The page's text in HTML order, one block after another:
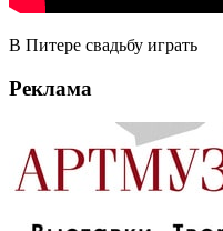
В Питере свадьбу играть
Реклама